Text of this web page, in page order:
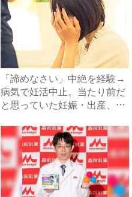
「諦めなさい」中絶を経験→
病気で妊活中止。当たり前だ
と思っていた妊娠・出産、現